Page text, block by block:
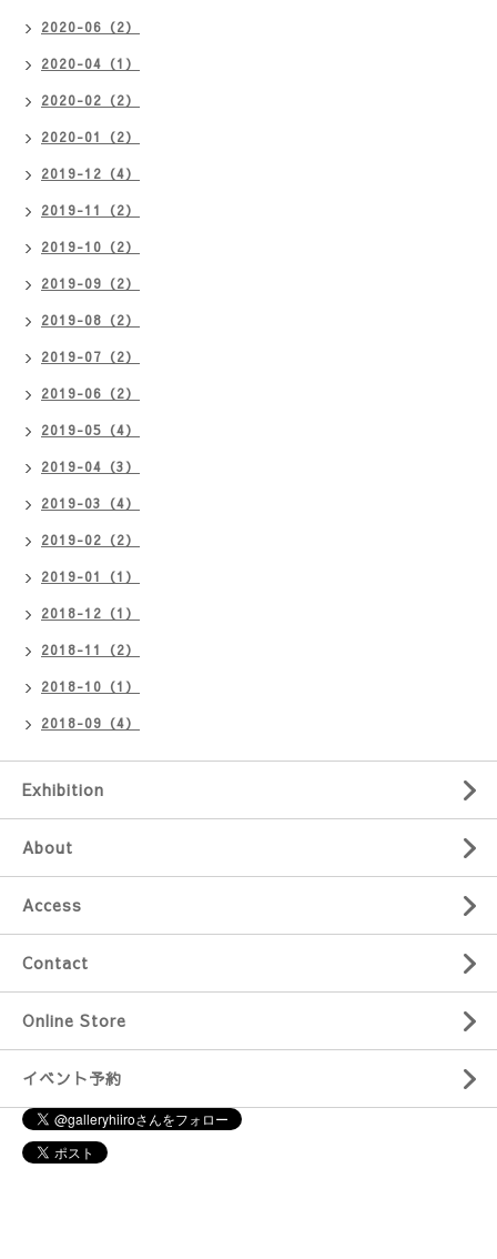
2020-06（2）
2020-04（1）
2020-02（2）
2020-01（2）
2019-12（4）
2019-11（2）
2019-10（2）
2019-09（2）
2019-08（2）
2019-07（2）
2019-06（2）
2019-05（4）
2019-04（3）
2019-03（4）
2019-02（2）
2019-01（1）
2018-12（1）
2018-11（2）
2018-10（1）
2018-09（4）
Exhibition
About
Access
Contact
Online Store
イベント予約